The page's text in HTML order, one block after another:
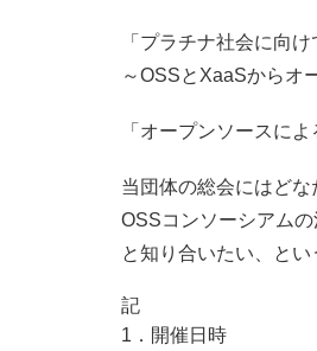
「プラチナ社会に向
～OSSとXaaSからオ
「オープンソースに
当団体の総会にはどな
OSSコンソーシアム
と知り合いたい、と
記
1．開催日時